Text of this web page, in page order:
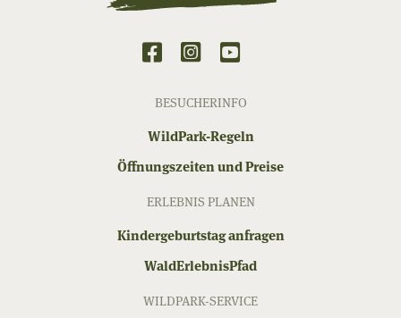
BESUCHERINFO
WildPark-Regeln
Öffnungszeiten und Preise
ERLEBNIS PLANEN
Kindergeburtstag anfragen
WaldErlebnisPfad
WILDPARK-SERVICE